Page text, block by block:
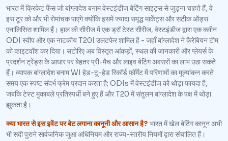
भारत में क्रिकेट फैंस जो बांग्लादेश बनाम वेस्टइंडीज बेटिंग साइट्स से जुड़ना चाहते हैं, वे
इस टूर को और भी रोमांचक पाएंगे क्योंकि इसमें ज्यादा समृद्ध मार्केट्स और सटीक ऑड्स
एनालिसिस शामिल हैं। हाल की सीरीज में एक ड्रॉ टेस्ट सीरीज, वेस्टइंडीज द्वारा एक क्लीन
ODI स्वीप और एक नाटकीय T20I उलटफेर शामिल है - जहाँ बांग्लादेश ने कैरेबियन टीम
को व्हाइटवॉश कर दिया। सटोरिए अब विस्तृत आंकड़ों, स्थल की जानकारी और प्लेयर्स के
प्रदर्शन ट्रेंड्स के आधार पर बेहतर प्री-मैच और लाइव बेटिंग अवसरों का लाभ उठा सकते
हैं। व्यापक बांग्लादेश बनाम WI हेड-टू-हेड रिकॉर्ड फॉर्मेट में परिणामों का मूल्यांकन करते
समय एक स्पष्ट संदर्भ फ्रेम प्रदान करता है; ODIs में वेस्टइंडीज को थोड़ा फायदा है,
जबकि टेस्ट मुकाबले प्रतिस्पर्धी बने हुए हैं और T20 में संतुलन बांग्लादेश के पक्ष में थोड़ा
झुकता है।
क्या भारत से इस इवेंट पर बेट लगाना कानूनी और आसान है? भारत में खेल बेटिंग कानून अभी
भी सदी पुराने सार्वजनिक जुआ अधिनियम और राज्य-स्तरीय नियमों द्वारा संचालित हैं।